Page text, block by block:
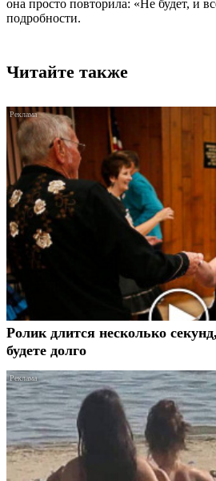
она просто повторила: «Не будет, и
подробности.
Читайте также
Ролик длится несколько
будете долго